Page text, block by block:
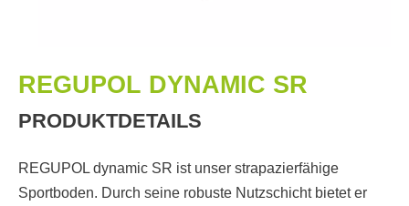
REGUPOL DYNAMIC SR
PRODUKTDETAILS
REGUPOL dynamic SR ist unser strapazierfähige
Sportboden. Durch seine robuste Nutzschicht bietet er